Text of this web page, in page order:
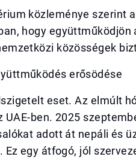
közleménye szerint
hogy együttműködjön
közösségek
erősödése
eset. Az elmúlt
UAE-ben. 2025
adott át nepáli és
Ez egy átfogó, jól